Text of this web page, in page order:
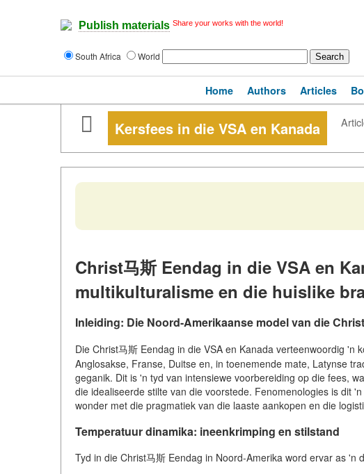
Publish materials Share your works with the world!
South Africa World
Home Authors Articles
Kersfees in die VSA en Kanada
Christ马斯 Eendag in die VSA en
multikulturalisme en die huislike
Inleiding: Die Noord-Amerikaanse model van die
Die Christ马斯 Eendag in die VSA en Kanada verteenwoordig
Anglosakse, Franse, Duitse en, in toenemende mate, Latynse
geganik. Dit is 'n tyd van intensiewe voorbereiding op die fees,
die idealiseerde stilte van die voorstede. Fenomenologies is dit
wonder met die pragmatiek van die laaste aankopen en die
Temperatuur dinamika: ineenkrimping en stilstand
Tyd in die Christ马斯 Eendag in Noord-Amerika word ervar as 'n